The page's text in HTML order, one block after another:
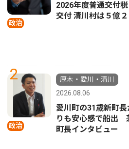
政治
2026年度普通交付
交付 清川村は５億
2
政治
厚木・愛川・清川
2026.08.06
愛川町の31歳新町
りも安心感で船出
町長インタビュー